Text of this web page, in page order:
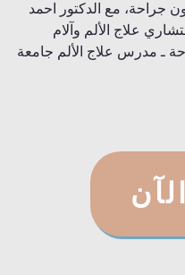
جراحة، مع الدكتور احمد
علاج الألم وآلام
ـ مدرس علاج الألم جامعة